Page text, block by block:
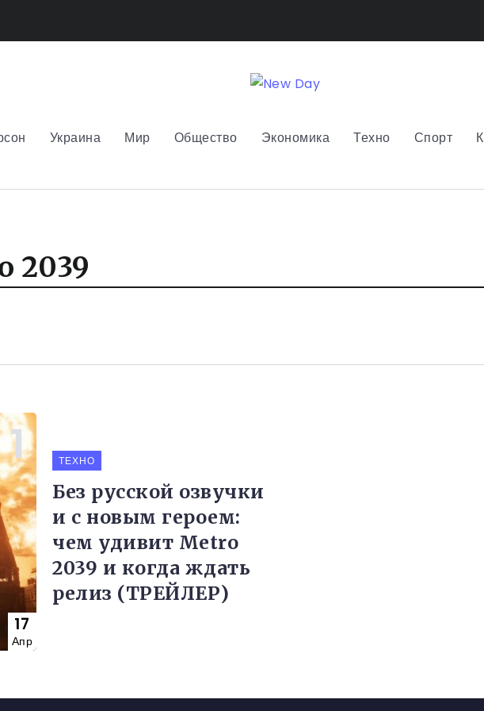
Украина Мир Общество Экономика Техно Спорт
2039
17
Апр
ТЕХНО
Без русской озвучки
и с новым героем:
чем удивит Metro
2039 и когда ждать
релиз (ТРЕЙЛЕР)